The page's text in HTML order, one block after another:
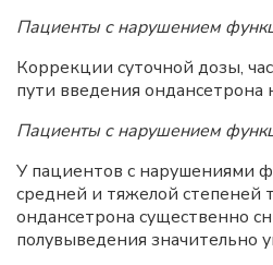
Пациенты с нарушением
Коррекции суточной дозы,
пути введения ондансетрона
Пациенты с нарушением
У пациентов с нарушениями
средней и тяжелой степеней
ондансетрона существенно
полувыведения значительно